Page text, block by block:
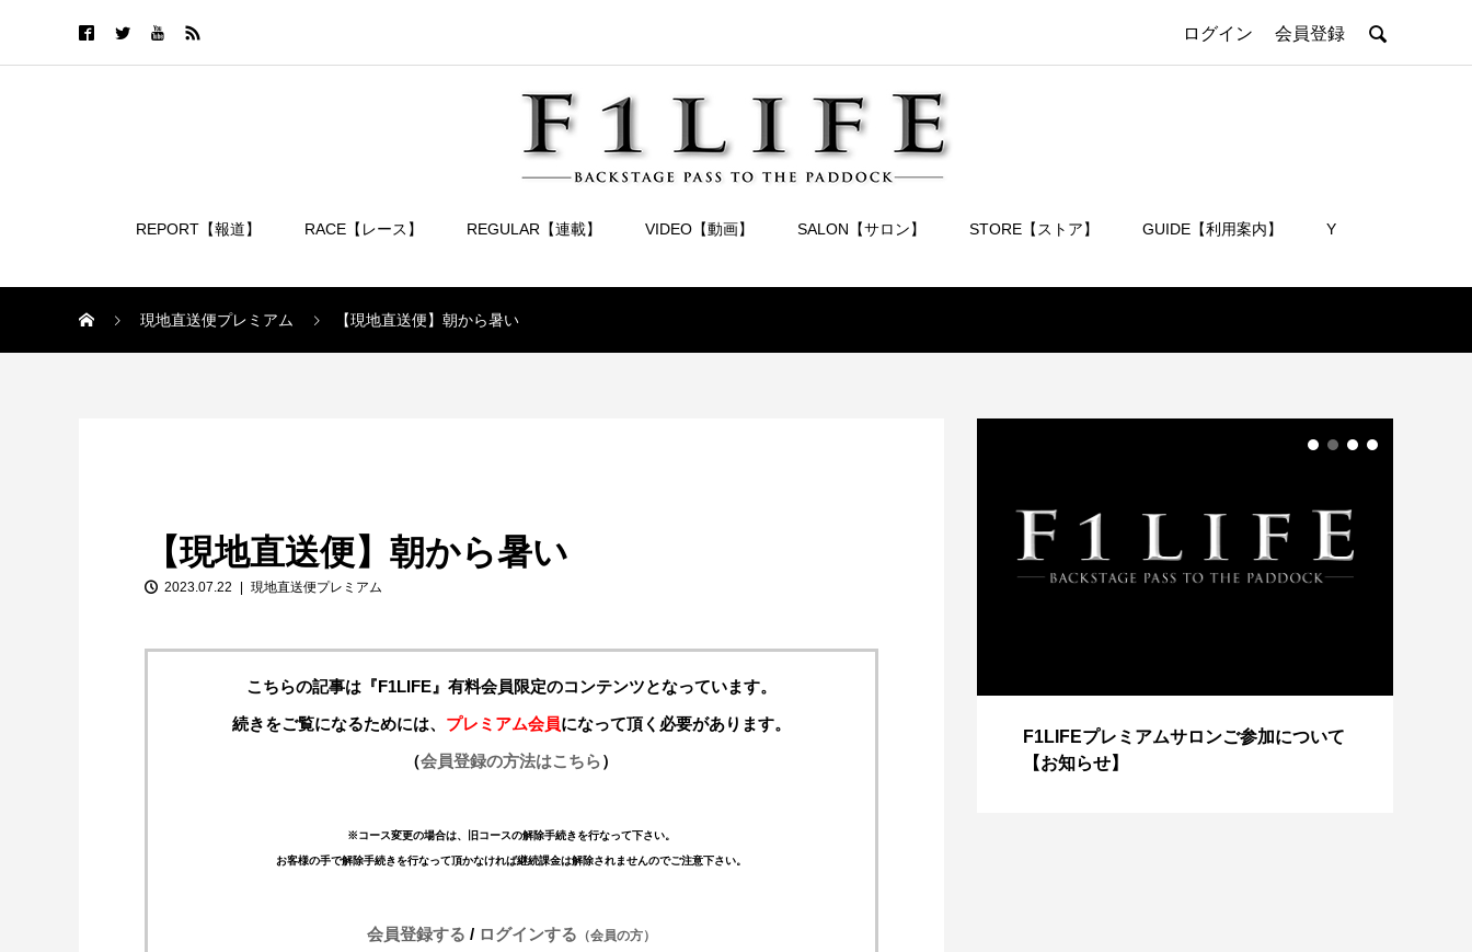
ログイン 会員登録 
REPORT【報道】 RACE【レース】 REGULAR【連載】 VIDEO【動画】 SALON【サロン】 STORE【ストア】 GUIDE【利用案内】 Y
現地直送便プレミアム 【現地直送便】朝から暑い
【現地直送便】朝から暑い
2023.07.22 現地直送便プレミアム
こちらの記事は『F1LIFE』有料会員限定のコンテンツとなっています。
続きをご覧になるためには、 プレミアム会員になって頂く必要があります。
（会員登録の方法はこちら）
※コース変更の場合は、旧コースの解除手続きを行なって下さい。
お客様の手で解除手続きを行なって頂かなければ継続課金は解除されませんのでご注意下さい。
会員登録する / ログインする （会員の方）
【特別企画】2026年ホンダの現在地
①「アストンマーティンとの交渉4...
【特別記事】レーシングブルズ、
F1LIFEプレミアムサロンご参加について
【お知らせ】